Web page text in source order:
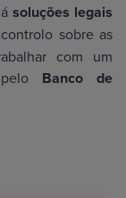
soluções legais
sobre as
com um
Banco de